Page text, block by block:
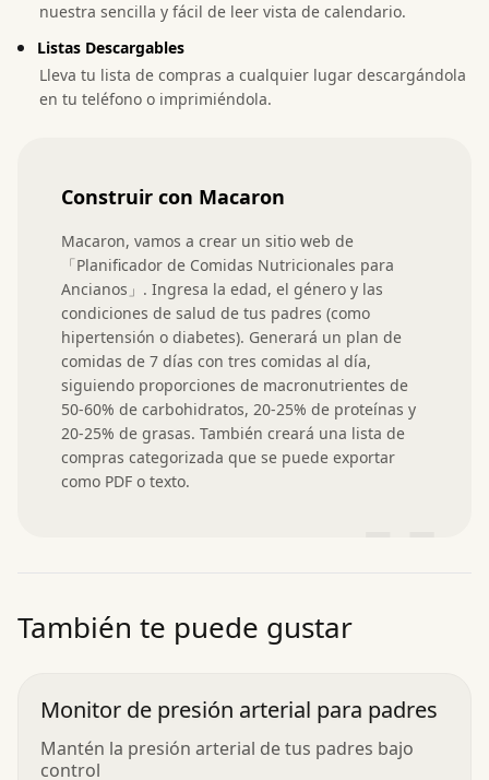
nuestra sencilla y fácil de leer vista de calendario.
Listas Descargables
Lleva tu lista de compras a cualquier lugar descargándola
en tu teléfono o imprimiéndola.
Construir con Macaron
Macaron, vamos a crear un sitio web de
「Planificador de Comidas Nutricionales para
Ancianos」. Ingresa la edad, el género y las
condiciones de salud de tus padres (como
hipertensión o diabetes). Generará un plan de
comidas de 7 días con tres comidas al día,
siguiendo proporciones de macronutrientes de
50-60% de carbohidratos, 20-25% de proteínas y
20-25% de grasas. También creará una lista de
compras categorizada que se puede exportar
como PDF o texto.
”
También te puede gustar
Monitor de presión arterial para padres
Mantén la presión arterial de tus padres bajo
control